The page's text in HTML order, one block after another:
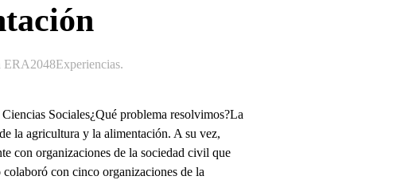
ERA2048Experiencias.
Sociales¿Qué problema resolvimos?La
la agricultura y la alimentación. A su vez,
con organizaciones de la sociedad civil que
con cinco organizaciones de la